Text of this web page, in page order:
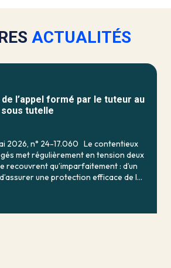
ACTUALITÉS
l’appel formé par le tuteur au
sous tutelle
2026, n° 24-17.060 Le contentieux
met régulièrement en tension deux
recouvrent qu’imparfaitement : d’un
une protection efficace de la